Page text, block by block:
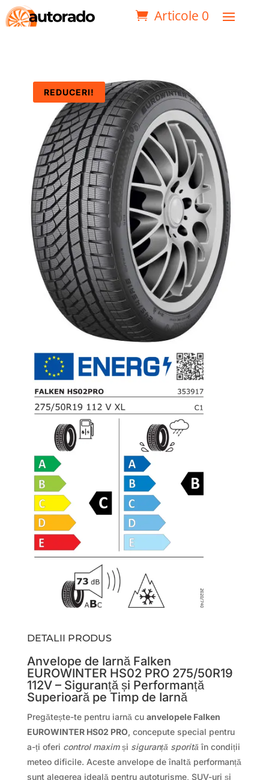
Articole 0
REDUCERI!
DETALII PRODUS
Anvelope de Iarnă Falken
EUROWINTER HS02 PRO 275/50R19
112V – Siguranță și Performanță
Superioară pe Timp de Iarnă
Pregătește-te pentru iarnă cu anvelopele Falken
EUROWINTER HS02 PRO, concepute special pentru
a-ți oferi control maximși siguranță sporită în condiții
meteo dificile. Aceste anvelope de înaltă performanță
sunt alegerea ideală pentru autoturisme, SUV-uri și